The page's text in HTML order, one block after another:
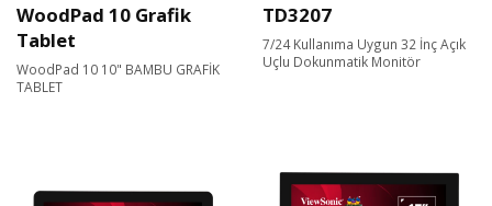
WoodPad 10 Grafik
Tablet
WoodPad 10 10" BAMBU GRAFİK
TABLET
TD3207
7/24 Kullanıma Uygun 32 İnç Açık
Uçlu Dokunmatik Monitör